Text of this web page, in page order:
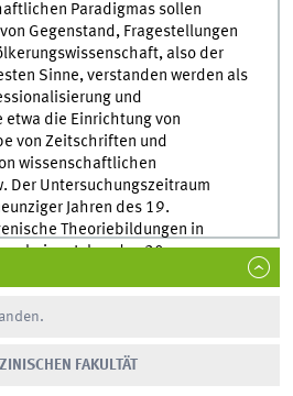
Paradigmas sollen
Gegenstand, Fragestellungen
also der
Sinne, verstanden werden als
und
die Einrichtung von
von Zeitschriften und
wissenschaftlichen
Der Untersuchungszeitraum
Jahren des 19.
Theoriebildungen in
Jahre des 20.
liegt, soll doch die
Petermann
FAKULTÄT